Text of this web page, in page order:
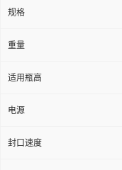
规格
重量
适用瓶高
电源
封口速度